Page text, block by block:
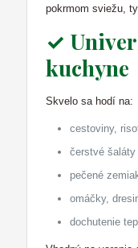
pokrmom sviežu,
✓
kuchyne
Skvelo sa hodí na:
cestoviny,
čerstvé šaláty
pečené
omáčky,
dochutenie